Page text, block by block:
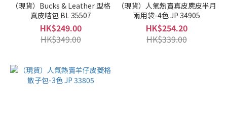
（現貨）Bucks & Leather 型格
真皮咭包 BL 35507
HK$249.00
HK$349.00
（現貨）人氣熱賣真皮麂皮半月
兩用袋-4色 JP 34905
HK$254.20
HK$339.00